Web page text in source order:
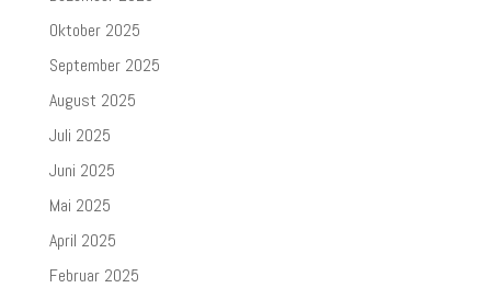
Oktober 2025
September 2025
August 2025
Juli 2025
Juni 2025
Mai 2025
April 2025
Februar 2025